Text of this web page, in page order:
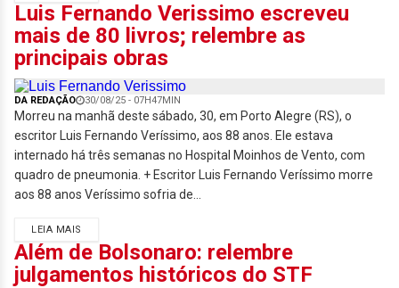
Luis Fernando Verissimo escreveu
mais de 80 livros; relembre as
principais obras
DA REDAÇÃO 30/08/25 - 07H47MIN
Morreu na manhã deste sábado, 30, em Porto Alegre (RS), o
escritor Luis Fernando Veríssimo, aos 88 anos. Ele estava
internado há três semanas no Hospital Moinhos de Vento, com
quadro de pneumonia. + Escritor Luis Fernando Veríssimo morre
aos 88 anos Veríssimo sofria de...
LEIA MAIS
Além de Bolsonaro: relembre
julgamentos históricos do STF